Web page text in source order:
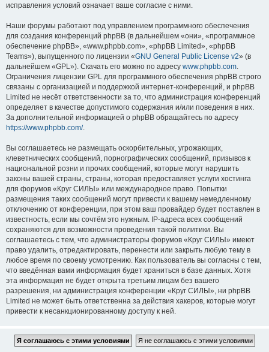
исправления условий означает ваше согласие с ними.
Наши форумы работают под управлением программного обеспечения
для создания конференций phpBB (в дальнейшем «они», «программное
обеспечение phpBB», «www.phpbb.com», «phpBB Limited», «phpBB
Teams»), выпущенного по лицензии «GNU General Public License v2» (в
дальнейшем «GPL»). Скачать его можно по адресу www.phpbb.com.
Ограничения лицензии GPL для программного обеспечения phpBB строго
связаны с организацией и поддержкой интернет-конференций, и phpBB
Limited не несёт ответственности за то, что администрация конференций
определяет в качестве допустимого содержания и/или поведения в них.
За дополнительной информацией о phpBB обращайтесь по адресу
https://www.phpbb.com/.
Вы соглашаетесь не размещать оскорбительных, угрожающих,
клеветнических сообщений, порнографических сообщений, призывов к
национальной розни и прочих сообщений, которые могут нарушить
законы вашей страны, страны, которая предоставляет услуги хостинга
для форумов «Круг СИЛЫ» или международное право. Попытки
размещения таких сообщений могут привести к вашему немедленному
отключению от конференции, при этом ваш провайдер будет поставлен в
известность, если мы сочтём это нужным. IP-адреса всех сообщений
сохраняются для возможности проведения такой политики. Вы
соглашаетесь с тем, что администраторы форумов «Круг СИЛЫ» имеют
право удалить, отредактировать, перенести или закрыть любую тему в
любое время по своему усмотрению. Как пользователь вы согласны с тем,
что введённая вами информация будет храниться в базе данных. Хотя
эта информация не будет открыта третьим лицам без вашего
разрешения, ни администрация конференции «Круг СИЛЫ», ни phpBB
Limited не может быть ответственна за действия хакеров, которые могут
привести к несанкционированному доступу к ней.